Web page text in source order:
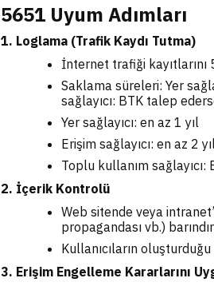
5651 Uyum Adımları
1. Loglama (Trafik Kaydı Tutma)
İnternet trafiği kayıtlarını
Saklama süreleri: Yer
sağlayıcı: BTK talep
Yer sağlayıcı: en az 1 yıl
Erişim sağlayıcı: en az 2
Toplu kullanım
2. İçerik Kontrolü
Web sitende veya
propagandası vb.)
Kullanıcıların
3. Erişim Engelleme Kararlarını